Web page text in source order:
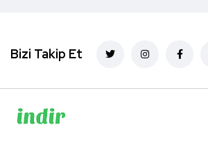
Bizi Takip Et